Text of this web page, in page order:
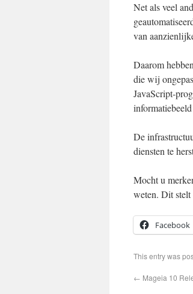
Net als veel
van
Daarom
die wij
JavaScript-
De
diensten te
Mocht u
weten. Dit stelt
Facebook
This entry was
← Mageia 10